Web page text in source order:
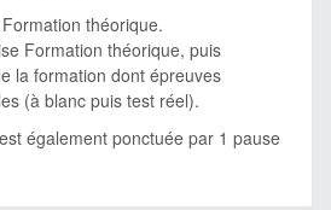
théorique.
Formation théorique, puis
la formation dont épreuves
(à blanc puis test réel).
également ponctuée par 1 pause